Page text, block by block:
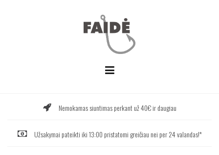
Nemokamas siuntimas perkant už 40€ ir daugiau
Užsakymai pateikti iki 13:00 pristatomi greičiau nei per 24 valandas!*